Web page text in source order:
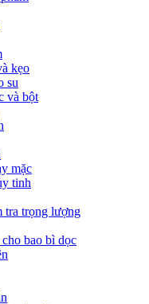
kẹo
su
và bột
mặc
tinh
tra trọng lượng
bao bì dọc